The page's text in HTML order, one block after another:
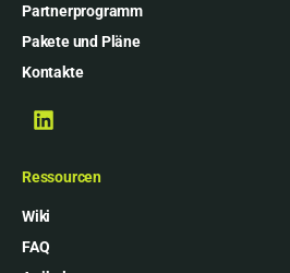
Partnerprogramm
Pakete und Pläne
Kontakte
Ressourcen
Wiki
FAQ